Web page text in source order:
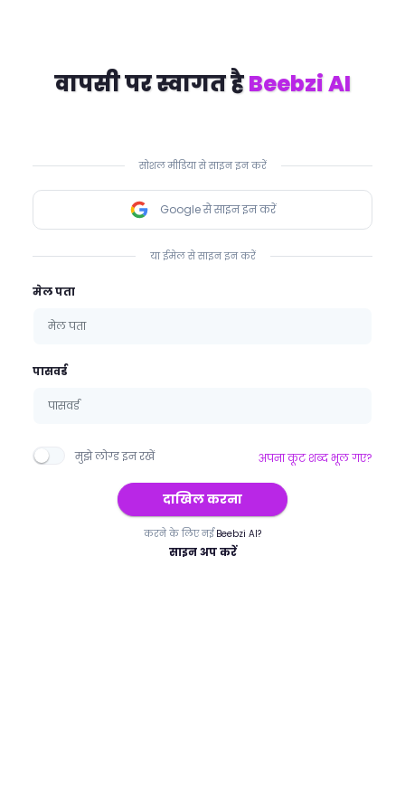
वापसी पर स्वागत हैBeebzi AI
सोशल मीडिया से साइन इन करें
Google से साइन इन करें
या ईमेल से साइन इन करें
मेल पता
पासवर्ड
मुझे लोग्ड इन रखें अपना कूट शब्द भूल गए?
दाखिल करना
करने के लिए नई Beebzi AI?
साइन अप करें